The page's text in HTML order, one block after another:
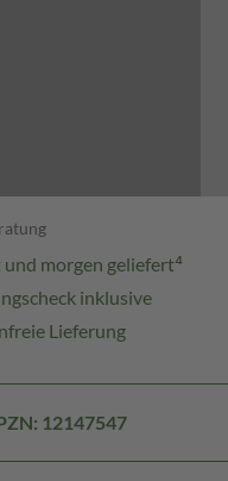
morgen geliefert⁴
inklusive
Lieferung
12147547